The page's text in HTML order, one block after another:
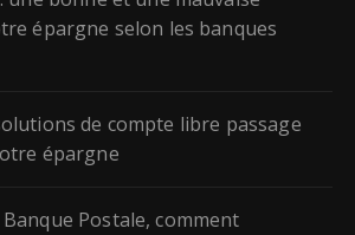
épargne selon les banques
de compte libre passage
épargne
Postale, comment